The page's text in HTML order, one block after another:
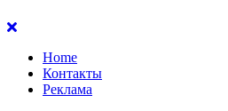
Перейти
содержанию
Home
Контакты
Реклама